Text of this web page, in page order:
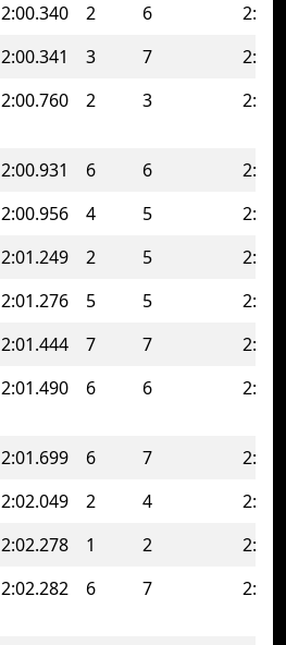
2:00.340 2 6
2:00.341 3 7
2:00.760 2 3
2:00.931 6 6
2:00.956 4 5
2:01.249 2 5
2:01.276 5 5
2:01.444 7 7
2:01.490 6 6
2:01.699 6 7
2:02.049 2 4
2:02.278 1 2
2:02.282 6 7